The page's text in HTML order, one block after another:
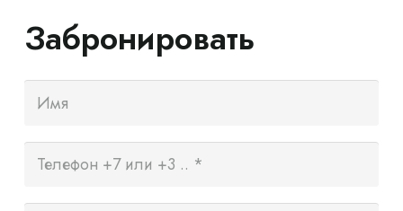
Забронировать